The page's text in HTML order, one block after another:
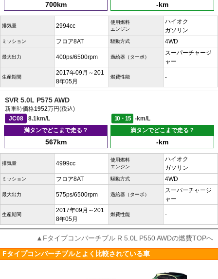
700km -km
排気量 2994cc
使用燃料
エンジン
ハイオク
ガソリン
ミッション フロア8AT 駆動方式 4WD
最大出力 400ps/6500rpm 過給器（ターボ）
スーパーチャージ
ャー
生産期間
2017年09月～201
8年05月
燃費性能 -
SVR 5.0L P575 AWD
新車時価格1952万円(税込)
JC08
8.1km/L 10・15
-km/L
満タンでどこまで走る？
567km
満タンでどこまで走る？
-km
排気量 4999cc
使用燃料
エンジン
ハイオク
ガソリン
ミッション フロア8AT 駆動方式 4WD
最大出力 575ps/6500rpm 過給器（ターボ）
スーパーチャージ
ャー
生産期間
2017年09月～201
8年05月
燃費性能 -
▲Fタイプコンバーチブル R 5.0L P550 AWDの燃費TOPへ
Fタイプコンバーチブルとよく比較されている車